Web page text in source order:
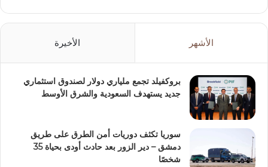
الأشهر الأخيرة
بروكفيلد تجمع ملياري دولار لصندوق استثماري
جديد يستهدف السعودية والشرق الأوسط
سوريا تكثف دوريات أمن الطرق على طريق
دمشق – دير الزور بعد حادث أودى بحياة 35
شخصًا